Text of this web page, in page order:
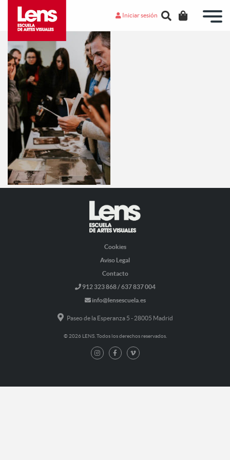
Iniciar sesión
Cookies
Aviso Legal
Contacto
912 323 868 / 637 837 004
info@lensescuela.es
Paseo de la Esperanza 5 - 28005 Madrid
© 2026 LENS. Todos los derechos reservados.